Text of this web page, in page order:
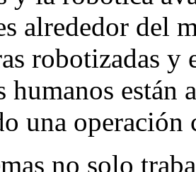
alrededor del
robotizadas y
humanos
una operación
no solo